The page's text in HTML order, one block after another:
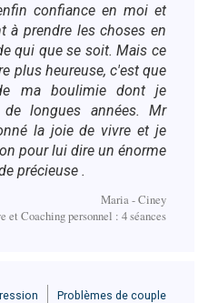
confiance en moi et
à prendre les choses en
qui que se soit. Mais ce
plus heureuse, c'est que
ma boulimie dont je
longues années. Mr
la joie de vivre et je
pour lui dire un énorme
précieuse .
Maria - Ciney
et Coaching personnel : 4 séances
Problèmes de couple